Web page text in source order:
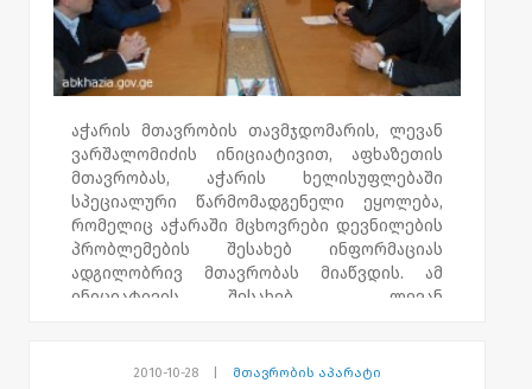
აჭარის მთავრობის თავმჯდომარის, ლევან
ვარშალომიძის ინიციატივით, აფხაზეთის
მთავრობას, აჭარის ხელისუფლებაში
სპეციალური წარმომადგენელი ეყოლება,
რომელიც აჭარაში მცხოვრები დევნილების
პრობლემების შესახებ ინფორმაციას
ადგილობრივ მთავრობას მიაწვდის. ამ
ინიციატივის შესახებ ლევან
წევრებთან, შეხვედრის შემდეგ გააკეთა.
2010-10-28 მთავრობის აპარატი